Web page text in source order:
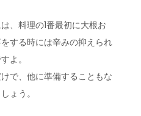
、料理の1番最初に大根お
する時には辛みの抑えられ
よ。
で、他に準備することもな
ょう。